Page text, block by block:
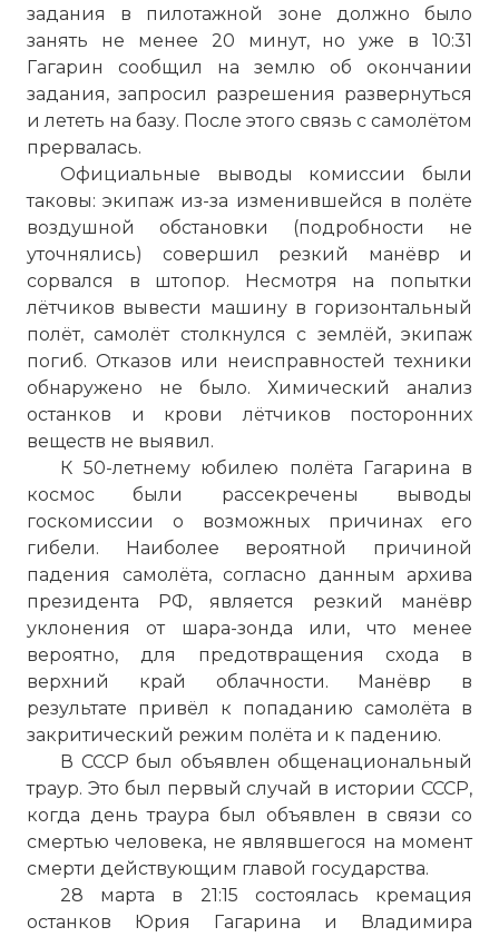
задания в пилотажной зоне должно было
занять не менее 20 минут, но уже в 10:31
Гагарин сообщил на землю об окончании
задания, запросил разрешения развернуться
и лететь на базу. После этого связь с самолётом
прервалась.
Официальные выводы комиссии были
таковы: экипаж из-за изменившейся в полёте
воздушной обстановки (подробности не
уточнялись) совершил резкий манёвр и
сорвался в штопор. Несмотря на попытки
лётчиков вывести машину в горизонтальный
полёт, самолёт столкнулся с землёй, экипаж
погиб. Отказов или неисправностей техники
обнаружено не было. Химический анализ
останков и крови лётчиков посторонних
веществ не выявил.
К 50-летнему юбилею полёта Гагарина в
космос были рассекречены выводы
госкомиссии о возможных причинах его
гибели. Наиболее вероятной причиной
падения самолёта, согласно данным архива
президента РФ, является резкий манёвр
уклонения от шара-зонда или, что менее
вероятно, для предотвращения схода в
верхний край облачности. Манёвр в
результате привёл к попаданию самолёта в
закритический режим полёта и к падению.
В СССР был объявлен общенациональный
траур. Это был первый случай в истории СССР,
когда день траура был объявлен в связи со
смертью человека, не являвшегося на момент
смерти действующим главой государства.
28 марта в 21:15 состоялась кремация
останков Юрия Гагарина и Владимира